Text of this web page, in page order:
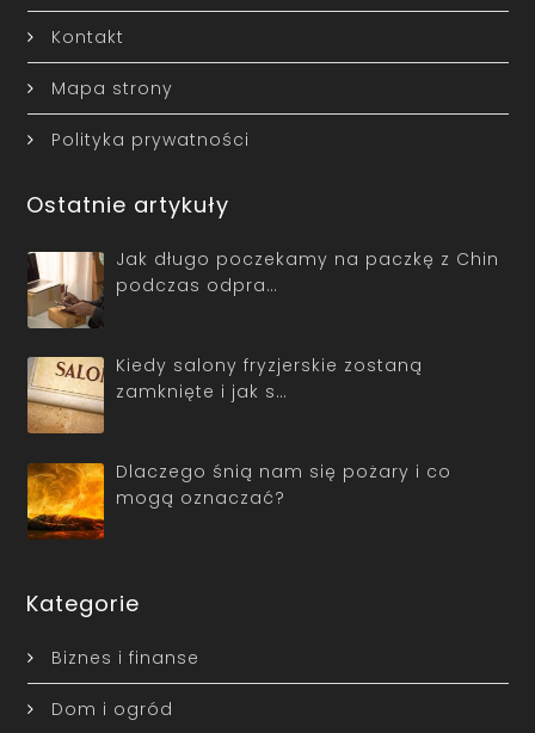
Kontakt
Mapa strony
Polityka prywatności
Ostatnie artykuły
Jak długo poczekamy na paczkę z Chin
podczas odpra…
Kiedy salony fryzjerskie zostaną
zamknięte i jak s…
Dlaczego śnią nam się pożary i co
mogą oznaczać?
Kategorie
Biznes i finanse
Dom i ogród